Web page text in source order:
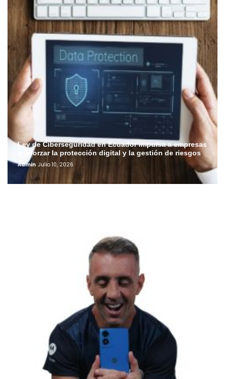
Ley de Ciberseguridad en Ecuador impulsa a empresas
a reforzar la protección digital y la gestión de riesgos
Admin Julio 10, 2026